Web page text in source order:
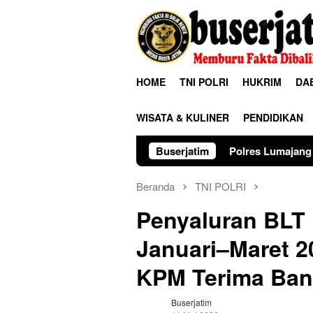
HOME TNI POLRI HUKRIM
WISATA & KULINER PENDIDIKAN
Buserjatim
Polres Lumajang Kunci Pergerakan
Beranda TNI POLRI
Penyaluran
Januari–Maret
KPM Terima
Buserjatim